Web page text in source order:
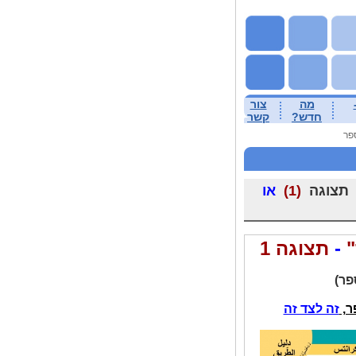
מה
חדש?
צור
קשר
תצוגה (1) או
- תצוגה 1
)
זה לצד זה